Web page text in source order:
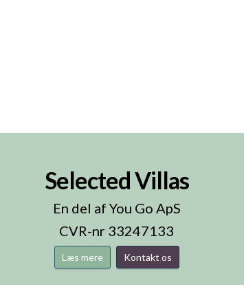
Selected Villas
En del af You Go ApS
CVR-nr 33247133
Læs mere Kontakt os